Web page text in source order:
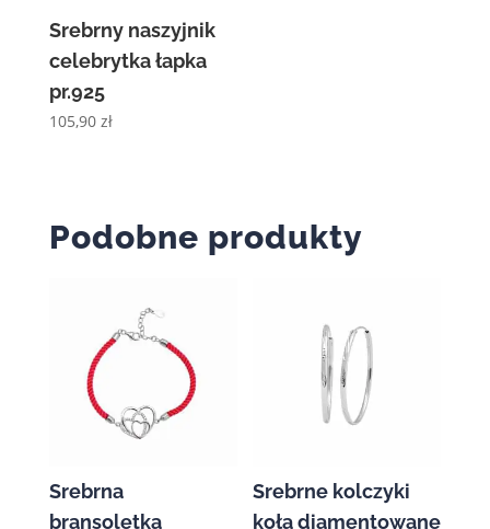
Srebrny naszyjnik
celebrytka łapka
pr.925
105,90 zł
Podobne produkty
Srebrna
bransoletka
Srebrne kolczyki
koła diamentowane